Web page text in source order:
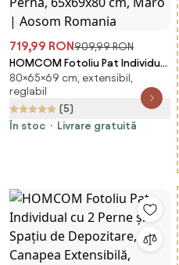
719,99 RON909,99 RON
HOMCOM Fotoliu Pat Individual
3 în 1 cu Spătar Reglabil pe 5
Nivele și Pernă, 65x69x80 cm,
Maro | Aosom Romania
80×65×69 cm, extensibil,
reglabil
(5)
În stoc
Livrare gratuită